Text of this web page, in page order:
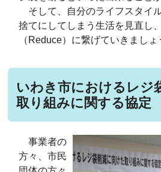
そして、自分のライフスタイ
捨てにしてしまう生活を見直し
（Reduce）に繋げていきましょ
いわき市におけるレジ
取り組みに関する協定
事業者の
方々、市民